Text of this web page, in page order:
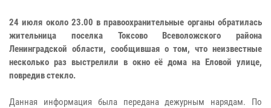
24 июля около 23.00 в правоохранительные органы обратилась
жительница поселка Токсово Всеволожского района
Ленинградской области, сообщившая о том, что неизвестные
несколько раз выстрелили в окно её дома на Еловой улице,
повредив стекло.
Данная информация была передана дежурным нарядам. По